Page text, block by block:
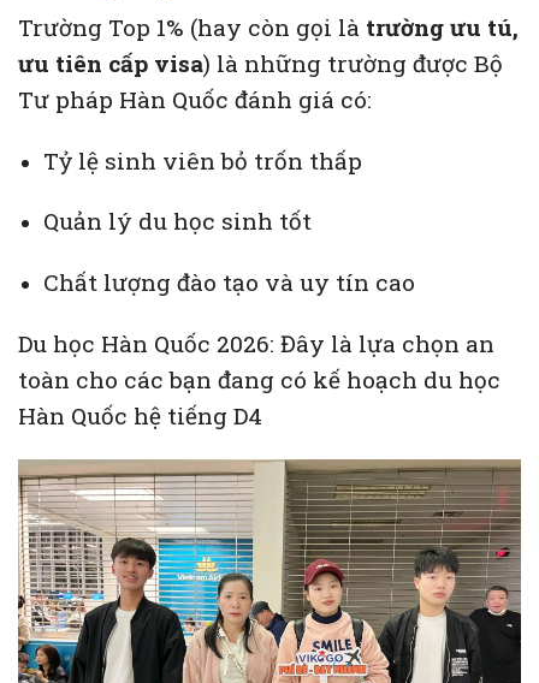
Trường Top 1% (hay còn gọi là trường ưu tú,
ưu tiên cấp visa) là những trường được Bộ
Tư pháp Hàn Quốc đánh giá có:
Tỷ lệ sinh viên bỏ trốn thấp
Quản lý du học sinh tốt
Chất lượng đào tạo và uy tín cao
Du học Hàn Quốc 2026: Đây là lựa chọn an
toàn cho các bạn đang có kế hoạch du học
Hàn Quốc hệ tiếng D4